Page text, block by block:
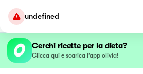
undefined
Cerchi ricette per la dieta?
Clicca qui e scarica l’app olivia!